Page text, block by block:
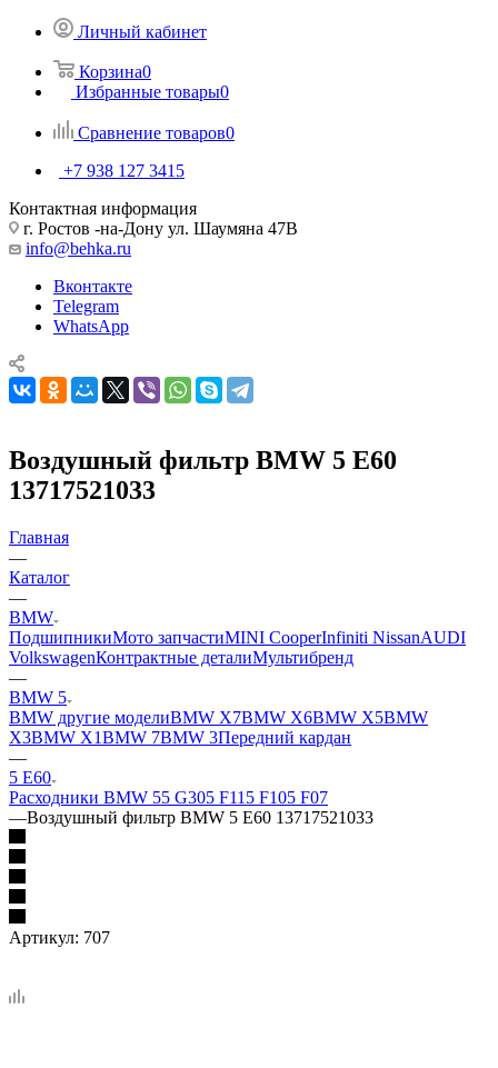
Личный кабинет
Корзина0
Избранные товары0
Сравнение товаров0
+7 938 127 3415
Контактная информация
г. Ростов -на-Дону ул. Шаумяна 47В
info@behka.ru
Вконтакте
Telegram
WhatsApp
Воздушный фильтр BMW 5 E60
13717521033
Главная
—
Каталог
—
BMW
ПодшипникиМото запчастиMINI CooperInfiniti NissanAUDI
VolkswagenКонтрактные деталиМультибренд
—
BMW 5
BMW другие моделиBMW X7BMW X6BMW X5BMW
X3BMW X1BMW 7BMW 3Передний кардан
—
5 E60
Расходники BMW 55 G305 F11 5 F105 F07
—Воздушный фильтр BMW 5 E60 13717521033
Артикул: 707